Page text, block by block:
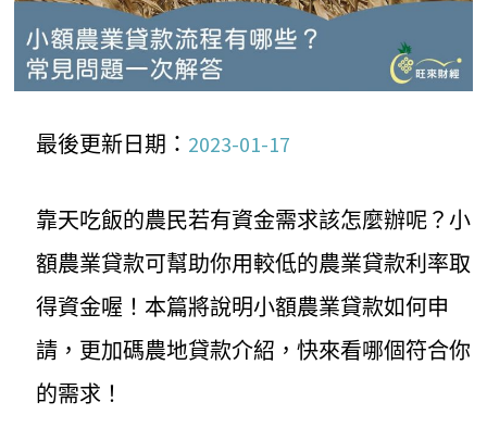
最後更新日期： 2023-01-17
靠天吃飯的農民若有資金需求該怎麼辦呢？小
額農業貸款可幫助你用較低的農業貸款利率取
得資金喔！本篇將說明小額農業貸款如何申
請，更加碼農地貸款介紹，快來看哪個符合你
的需求！